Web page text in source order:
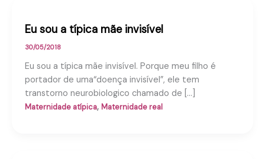
Eu sou a típica mãe invisível
30/05/2018
Eu sou a típica mãe invisível. Porque meu filho é
portador de uma“doença invisível”, ele tem
transtorno neurobiologico chamado de […]
Maternidade atípica, Maternidade real